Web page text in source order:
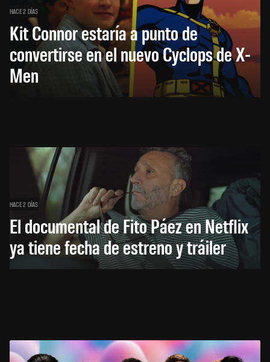
HACE 2 DÍAS
Kit Connor estaría a punto de
convertirse en el nuevo Cyclops de X-
Men
HACE 2 DÍAS
El documental de Fito Páez en Netflix
ya tiene fecha de estreno y tráiler